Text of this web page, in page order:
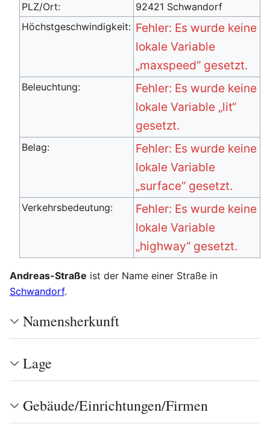
PLZ/Ort:
92421 Schwandorf
Höchstgeschwindigkeit: Fehler: Es wurde keine
lokale Variable
„maxspeed“ gesetzt.
Beleuchtung:
Fehler: Es wurde keine
lokale Variable „lit“
gesetzt.
Belag:
Fehler: Es wurde keine
lokale Variable
„surface“ gesetzt.
Verkehrsbedeutung:
Fehler: Es wurde keine
lokale Variable
„highway“ gesetzt.
Andreas-Straße ist der Name einer Straße in
Schwandorf.
Namensherkunft
Lage
Gebäude/Einrichtungen/Firmen